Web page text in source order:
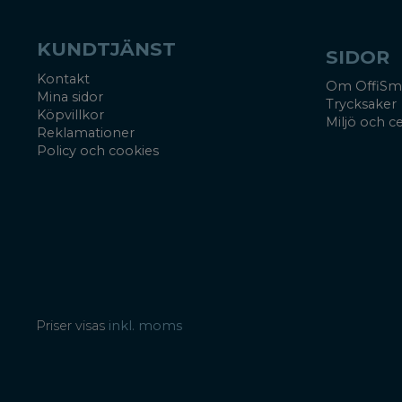
KUNDTJÄNST
Kontakt
Mina sidor
Köpvillkor
Reklamationer
Policy och cookies
SIDOR
Om
Trycksaker
Miljö och
Priser visas inkl. moms